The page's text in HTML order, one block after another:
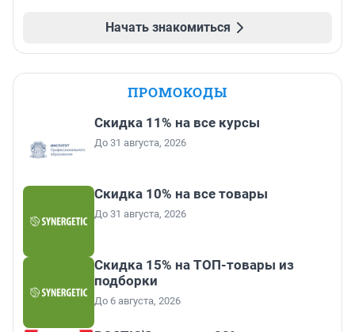
Начать знакомиться
ПРОМОКОДЫ
Скидка 11% на все курсы
До 31 августа, 2026
Скидка 10% на все товары
До 31 августа, 2026
Скидка 15% на ТОП-товары из
подборки
До 6 августа, 2026